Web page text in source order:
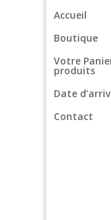
Accueil
Boutique
Votre
produits
Date
Contact